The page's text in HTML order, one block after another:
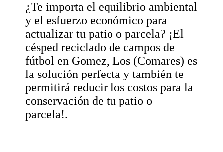
¿Te importa el equilibrio ambiental
y el esfuerzo económico para
actualizar tu patio o parcela? ¡El
césped reciclado de campos de
fútbol en Gomez, Los (Comares) es
la solución perfecta y también te
permitirá reducir los costos para la
conservación de tu patio o
parcela!.